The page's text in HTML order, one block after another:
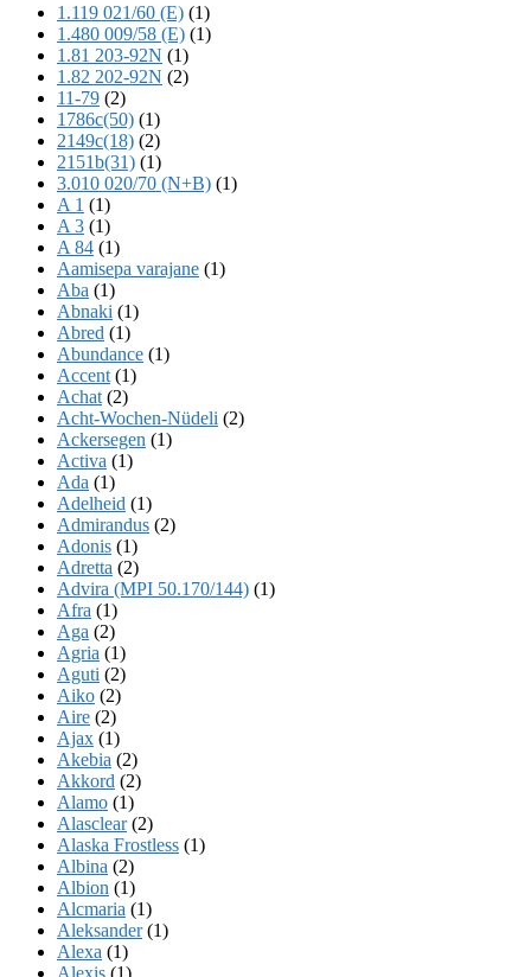
1.119 021/60 (E) (1)
1.480 009/58 (E) (1)
1.81 203-92N (1)
1.82 202-92N (2)
11-79 (2)
1786c(50) (1)
2149c(18) (2)
2151b(31) (1)
3.010 020/70 (N+B) (1)
A 1 (1)
A 3 (1)
A 84 (1)
Aamisepa varajane (1)
Aba (1)
Abnaki (1)
Abred (1)
Abundance (1)
Accent (1)
Achat (2)
Acht-Wochen-Nüdeli (2)
Ackersegen (1)
Activa (1)
Ada (1)
Adelheid (1)
Admirandus (2)
Adonis (1)
Adretta (2)
Advira (MPI 50.170/144) (1)
Afra (1)
Aga (2)
Agria (1)
Aguti (2)
Aiko (2)
Aire (2)
Ajax (1)
Akebia (2)
Akkord (2)
Alamo (1)
Alasclear(2)
Alaska Frostless (1)
Albina (2)
Albion (1)
Alcmaria (1)
Aleksander(1)
Alexa (1)
Alexis (1)